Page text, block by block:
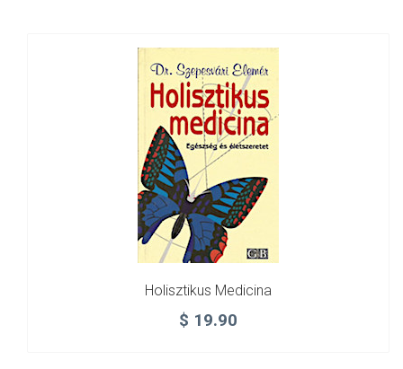
Holisztikus Medicina
$ 19.90